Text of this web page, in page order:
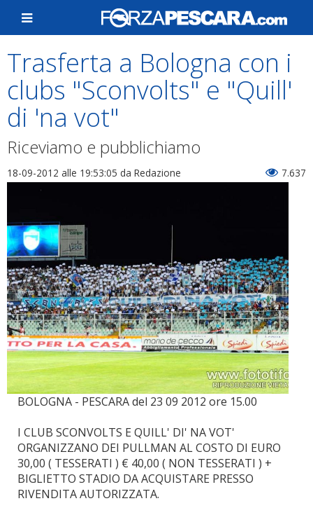
Trasferta a Bologna con i
clubs "Sconvolts" e "Quill'
di 'na vot"
Riceviamo e pubblichiamo
18-09-2012 alle 19:53:05 da Redazione 7.637
BOLOGNA - PESCARA del 23 09 2012 ore 15.00
I CLUB SCONVOLTS E QUILL' DI' NA VOT'
ORGANIZZANO DEI PULLMAN AL COSTO DI EURO
30,00 ( TESSERATI ) € 40,00 ( NON TESSERATI ) +
BIGLIETTO STADIO DA ACQUISTARE PRESSO
RIVENDITA AUTORIZZATA.